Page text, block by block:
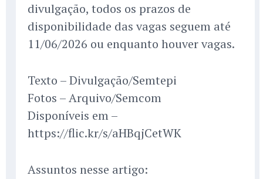
divulgação, todos os prazos de
disponibilidade das vagas seguem até
11/06/2026 ou enquanto houver vagas.
Texto – Divulgação/Semtepi
Fotos – Arquivo/Semcom
Disponíveis em –
https://flic.kr/s/aHBqjCetWK
Assuntos nesse artigo: